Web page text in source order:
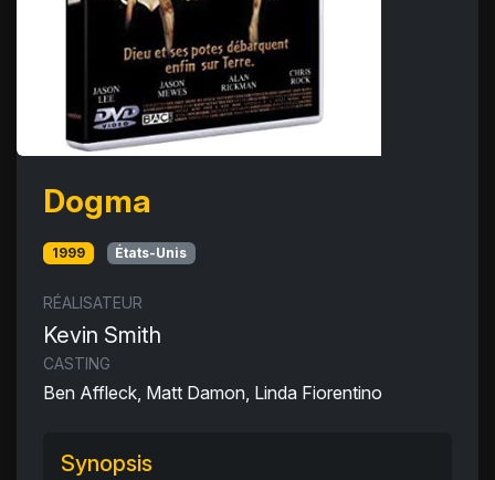
Dogma
1999 États-Unis
RÉALISATEUR
Kevin Smith
CASTING
Ben Affleck, Matt Damon, Linda Fiorentino
Synopsis